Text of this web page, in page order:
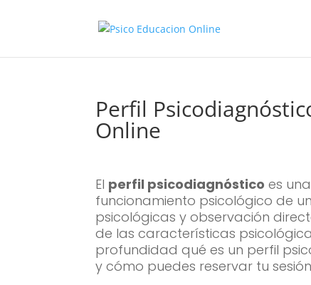
Perfil
Online
El perfil psicodiagnóstico es
funcionamiento psicológico de
psicológicas y observación
de las características
profundidad qué es un perfil
y cómo puedes reservar tu